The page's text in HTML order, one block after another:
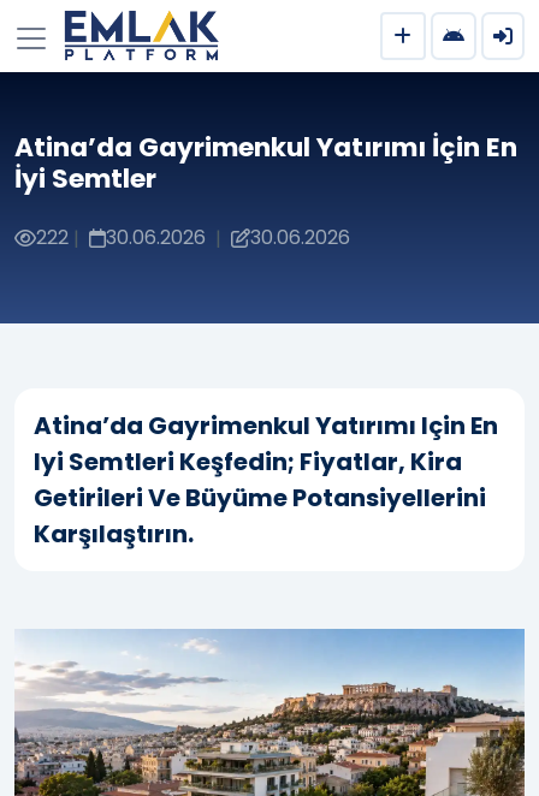
Atina’da Gayrimenkul Yatırımı İçin En
İyi Semtler
222 | 30.06.2026 | 30.06.2026
Atina’da Gayrimenkul Yatırımı Için En
Iyi Semtleri Keşfedin; Fiyatlar, Kira
Getirileri Ve Büyüme Potansiyellerini
Karşılaştırın.